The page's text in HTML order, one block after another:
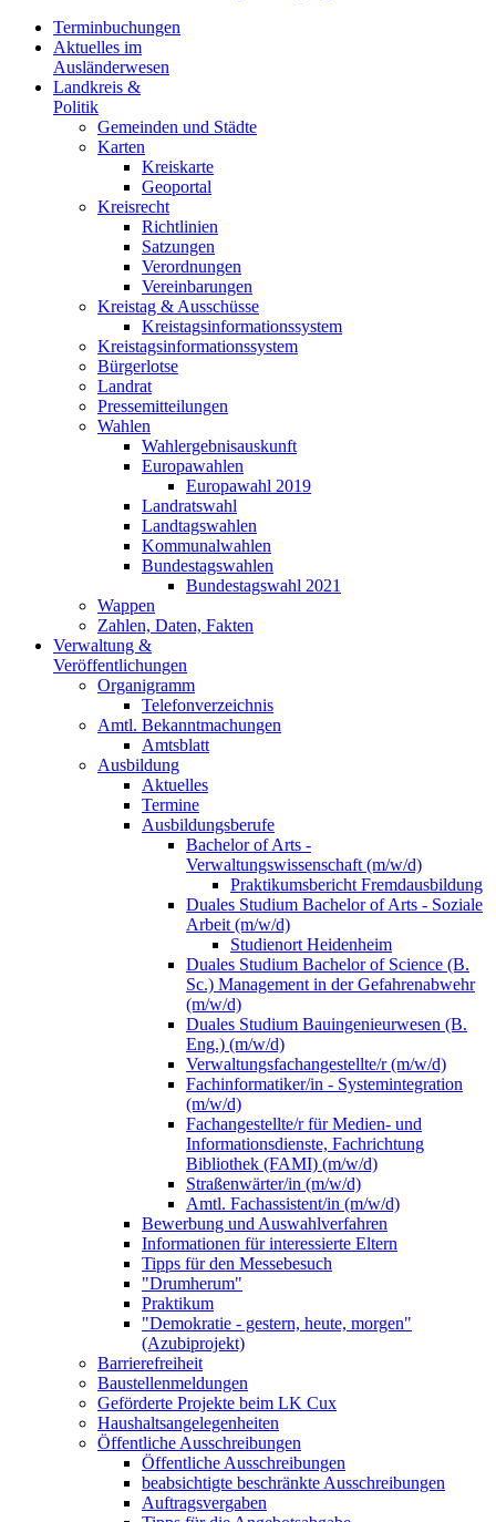
Terminbuchungen
Aktuelles im
Ausländerwesen
Landkreis &
Politik
Gemeinden und Städte
Karten
Kreiskarte
Geoportal
Kreisrecht
Richtlinien
Satzungen
Verordnungen
Vereinbarungen
Kreistag & Ausschüsse
Kreistagsinformationssystem
Kreistagsinformationssystem
Bürgerlotse
Landrat
Pressemitteilungen
Wahlen
Wahlergebnisauskunft
Europawahlen
Europawahl 2019
Landratswahl
Landtagswahlen
Kommunalwahlen
Bundestagswahlen
Bundestagswahl 2021
Wappen
Zahlen, Daten, Fakten
Verwaltung &
Veröffentlichungen
Organigramm
Telefonverzeichnis
Amtl. Bekanntmachungen
Amtsblatt
Ausbildung
Aktuelles
Termine
Ausbildungsberufe
Bachelor of Arts -
Verwaltungswissenschaft (m/w/d)
Praktikumsbericht Fremdausbildung
Duales Studium Bachelor of Arts - Soziale
Arbeit (m/w/d)
Studienort Heidenheim
Duales Studium Bachelor of Science (B.
Sc.) Management in der Gefahrenabwehr
(m/w/d)
Duales Studium Bauingenieurwesen (B.
Eng.) (m/w/d)
Verwaltungsfachangestellte/r (m/w/d)
Fachinformatiker/in - Systemintegration
(m/w/d)
Fachangestellte/r für Medien- und
Informationsdienste, Fachrichtung
Bibliothek (FAMI) (m/w/d)
Straßenwärter/in (m/w/d)
Amtl. Fachassistent/in (m/w/d)
Bewerbung und Auswahlverfahren
Informationen für interessierte Eltern
Tipps für den Messebesuch
"Drumherum"
Praktikum
"Demokratie - gestern, heute, morgen"
(Azubiprojekt)
Barrierefreiheit
Baustellenmeldungen
Geförderte Projekte beim LK Cux
Haushaltsangelegenheiten
Öffentliche Ausschreibungen
Öffentliche Ausschreibungen
beabsichtigte beschränkte Ausschreibungen
Auftragsvergaben